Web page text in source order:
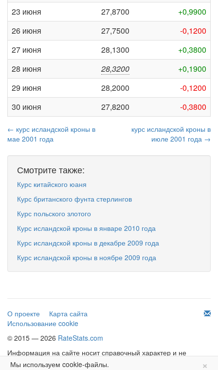
23 июня
27,8700
+0,9900
26 июня
27,7500
-0,1200
27 июня
28,1300
+0,3800
28 июня
28,3200
+0,1900
29 июня
28,2000
-0,1200
30 июня
27,8200 -0,3800
← курс исландской кроны в
мае 2001 года
курс исландской кроны в
июле 2001 года →
Смотрите также:
Курс китайского юаня
Курс британского фунта стерлингов
Курс польского злотого
Курс исландской кроны в январе 2010 года
Курс исландской кроны в декабре 2009 года
Курс исландской кроны в ноябре 2009 года
О проекте
Карта сайта
Использование cookie
© 2015 — 2026 RateStats.com
Информация на сайте носит справочный характер и не
является офертой.
×
Мы используем cookie-файлы.